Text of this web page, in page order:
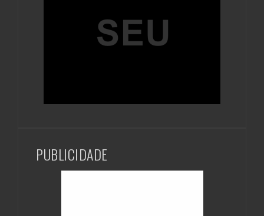
PUBLICIDADE